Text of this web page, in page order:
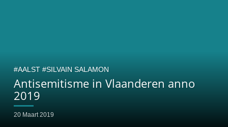
Antisemitisme in Vlaanderen anno
2019
20 Maart 2019
AALST SILVAIN SALAMON